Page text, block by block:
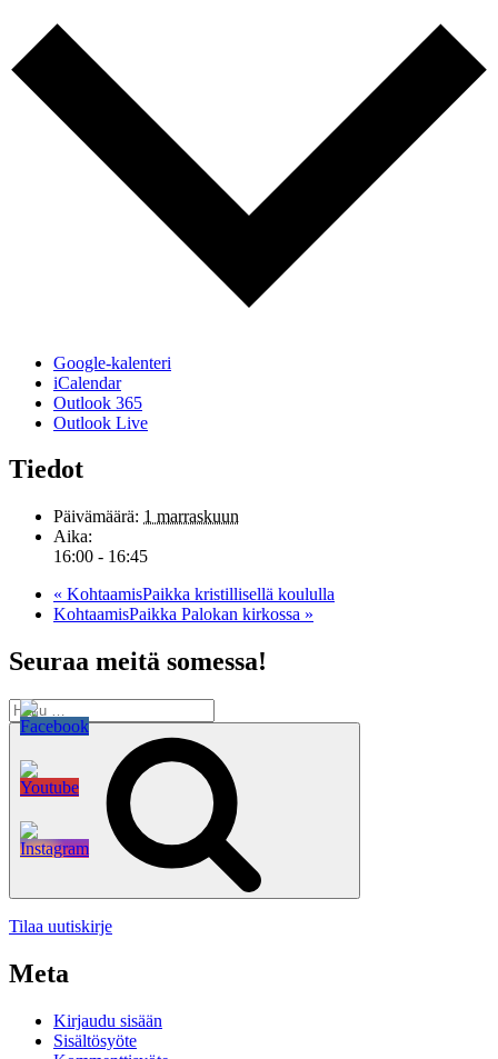
Google-kalenteri
iCalendar
Outlook 365
Outlook Live
Tiedot
Päivämäärä: 1 marraskuun
Aika:
16:00 - 16:45
« KohtaamisPaikka kristillisellä koululla
KohtaamisPaikka Palokan kirkossa »
Seuraa meitä somessa!
Etsi:
Tilaa uutiskirje
Meta
Kirjaudu sisään
Sisältösyöte